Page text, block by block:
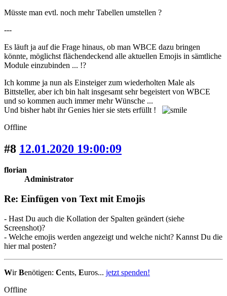
Müsste man evtl. noch mehr Tabellen umstellen ?
---
Es läuft ja auf die Frage hinaus, ob man WBCE dazu bringen
könnte, möglichst flächendeckend alle aktuellen Emojis in sämtliche
Module einzubinden ... !?
Ich komme ja nun als Einsteiger zum wiederholten Male als
Bittsteller, aber ich bin halt insgesamt sehr begeistert von WBCE
und so kommen auch immer mehr Wünsche ...
Und bisher habt ihr Genies hier sie stets erfüllt !
Offline
#8 12.01.2020 19:00:09
florian
Administrator
Re: Einfügen von Text mit Emojis
- Hast Du auch die Kollation der Spalten geändert (siehe
Screenshot)?
- Welche emojis werden angezeigt und welche nicht? Kannst Du die
hier mal posten?
WirBenötigen: Cents, Euros... jetzt spenden!
Offline